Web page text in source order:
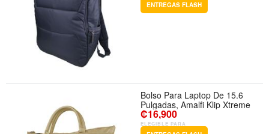
ENTREGAS FLASH
Bolso Para Laptop De 15.6
Pulgadas, Amalfi Klip Xtreme
₡16,900
ELEGIBLE PARA